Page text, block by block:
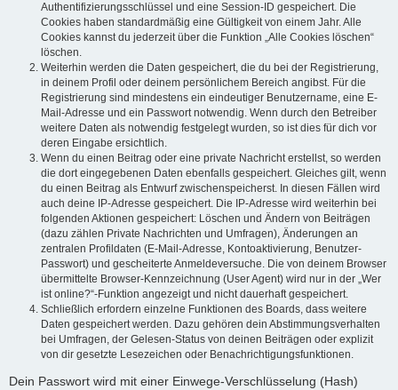
Authentifizierungsschlüssel und eine Session-ID gespeichert. Die
Cookies haben standardmäßig eine Gültigkeit von einem Jahr. Alle
Cookies kannst du jederzeit über die Funktion „Alle Cookies löschen“
löschen.
Weiterhin werden die Daten gespeichert, die du bei der Registrierung,
in deinem Profil oder deinem persönlichem Bereich angibst. Für die
Registrierung sind mindestens ein eindeutiger Benutzername, eine E-
Mail-Adresse und ein Passwort notwendig. Wenn durch den Betreiber
weitere Daten als notwendig festgelegt wurden, so ist dies für dich vor
deren Eingabe ersichtlich.
Wenn du einen Beitrag oder eine private Nachricht erstellst, so werden
die dort eingegebenen Daten ebenfalls gespeichert. Gleiches gilt, wenn
du einen Beitrag als Entwurf zwischenspeicherst. In diesen Fällen wird
auch deine IP-Adresse gespeichert. Die IP-Adresse wird weiterhin bei
folgenden Aktionen gespeichert: Löschen und Ändern von Beiträgen
(dazu zählen Private Nachrichten und Umfragen), Änderungen an
zentralen Profildaten (E-Mail-Adresse, Kontoaktivierung, Benutzer-
Passwort) und gescheiterte Anmeldeversuche. Die von deinem Browser
übermittelte Browser-Kennzeichnung (User Agent) wird nur in der „Wer
ist online?“-Funktion angezeigt und nicht dauerhaft gespeichert.
Schließlich erfordern einzelne Funktionen des Boards, dass weitere
Daten gespeichert werden. Dazu gehören dein Abstimmungsverhalten
bei Umfragen, der Gelesen-Status von deinen Beiträgen oder explizit
von dir gesetzte Lesezeichen oder Benachrichtigungsfunktionen.
Dein Passwort wird mit einer Einwege-Verschlüsselung (Hash)